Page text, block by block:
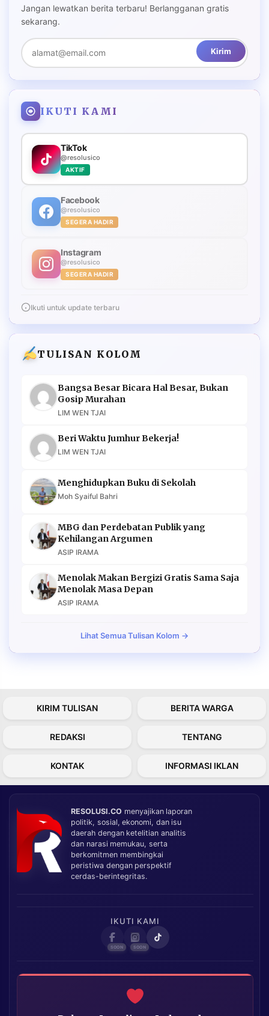
Jangan lewatkan berita terbaru! Berlangganan gratis
sekarang.
Kirim
IKUTI KAMI
TikTok
@resolusico
AKTIF
Facebook
@resolusico
SEGERA HADIR
Instagram
@resolusico
SEGERA HADIR
Ikuti untuk update terbaru
TULISAN KOLOM
Bangsa Besar Bicara Hal Besar, Bukan
Gosip Murahan
LIM WEN TJAI
Beri Waktu Jumhur Bekerja!
LIM WEN TJAI
Menghidupkan Buku di Sekolah
Moh Syaiful Bahri
MBG dan Perdebatan Publik yang
Kehilangan Argumen
ASIP IRAMA
Menolak Makan Bergizi Gratis Sama Saja
Menolak Masa Depan
ASIP IRAMA
Lihat Semua Tulisan Kolom →
KIRIM TULISAN BERITA WARGA
REDAKSI TENTANG
KONTAK INFORMASI IKLAN
RESOLUSI.CO menyajikan laporan
politik, sosial, ekonomi, dan isu
daerah dengan ketelitian analitis
dan narasi memukau, serta
berkomitmen membingkai
peristiwa dengan perspektif
cerdas-berintegritas.
IKUTI KAMI